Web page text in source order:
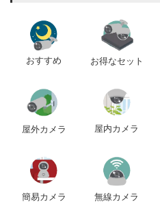
おすすめ お得なセット
屋外カメラ 屋内カメラ
簡易カメラ 無線カメラ